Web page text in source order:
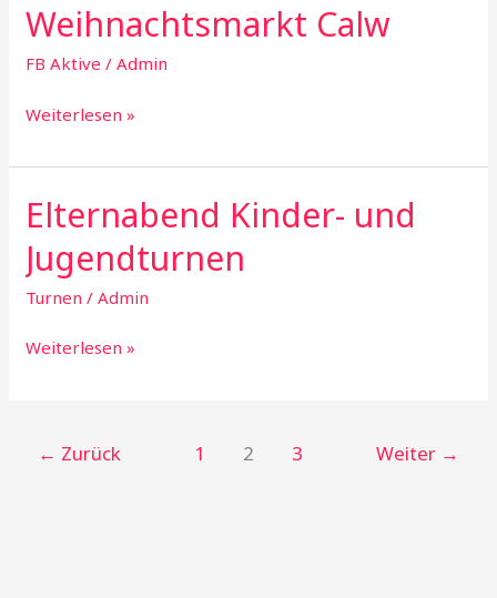
Weihnachtsmarkt Calw
FB Aktive /Admin
Weihnachtsmarkt
Weiterlesen »
Elternabend Kinder- und
Jugendturnen
Turnen /Admin
Elternabend
Weiterlesen »
← Zurück 1 2 3 Weiter →